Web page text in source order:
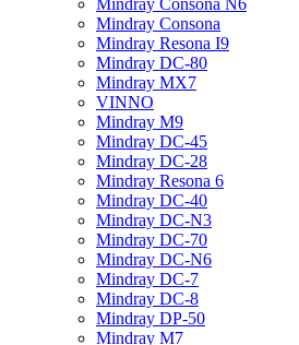
Mindray Consona N6
Mindray Consona
Mindray Resona I9
Mindray DC-80
Mindray MX7
VINNO
Mindray M9
Mindray DC-45
Mindray DC-28
Mindray Resona 6
Mindray DC-40
Mindray DC-N3
Mindray DC-70
Mindray DC-N6
Mindray DC-7
Mindray DC-8
Mindray DP-50
Mindray M7